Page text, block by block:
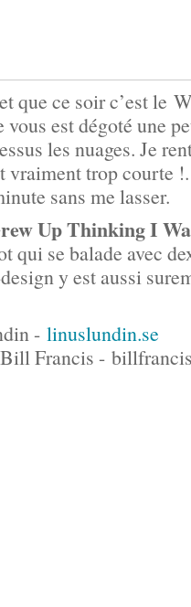
que ce soir c’est le
est dégoté une
les nuages. Je
vraiment trop courte
sans me lasser.
Up Thinking I
qui se balade avec
y est aussi
- linuslundin.se
Francis -